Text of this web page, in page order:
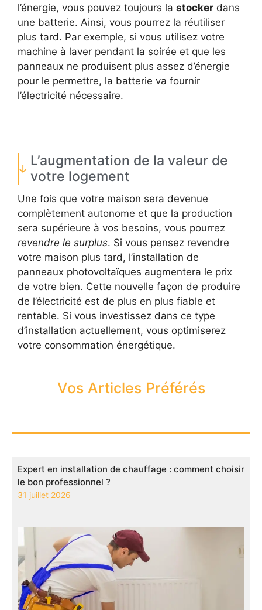
l’énergie, vous pouvez toujours la stocker dans
une batterie. Ainsi, vous pourrez la réutiliser
plus tard. Par exemple, si vous utilisez votre
machine à laver pendant la soirée et que les
panneaux ne produisent plus assez d’énergie
pour le permettre, la batterie va fournir
l’électricité nécessaire.
L’augmentation de la valeur de
votre logement
Une fois que votre maison sera devenue
complètement autonome et que la production
sera supérieure à vos besoins, vous pourrez
revendre le surplus. Si vous pensez revendre
votre maison plus tard, l’installation de
panneaux photovoltaïques augmentera le prix
de votre bien. Cette nouvelle façon de produire
de l’électricité est de plus en plus fiable et
rentable. Si vous investissez dans ce type
d’installation actuellement, vous optimiserez
votre consommation énergétique.
Vos Articles Préférés
Expert en installation de chauffage : comment choisir
le bon professionnel ?
31 juillet 2026